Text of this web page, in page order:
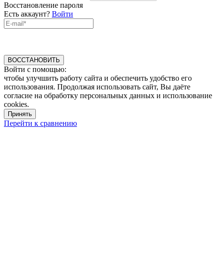
Восстановление пароля
Есть аккаунт? Войти
ВОССТАНОВИТЬ
Войти с помощью:
чтобы улучшить работу сайта и обеспечить удобство его
использования. Продолжая использовать сайт, Вы даёте
согласие на обработку персональных данных и использование
cookies.
Принять
Перейти к сравнению